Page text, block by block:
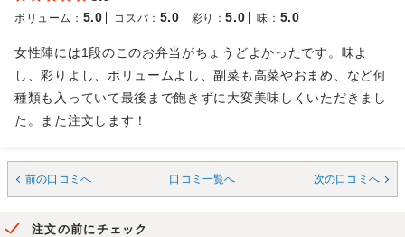
ボリューム ： 5.0 コスパ ： 5.0 彩り ：5.0 味 ： 5.0
女性陣には1段のこのお弁当がちょうどよかったです。味よ
し、彩りよし、ボリュームよし、副菜も高菜やおまめ、など何
種類も入っていて最後まで飽きずに大変美味しくいただきまし
た。また注文します！
前の口コミへ 口コミ一覧へ 次の口コミへ
注文の前にチェック